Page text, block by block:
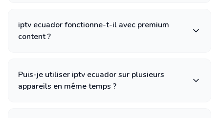
iptv ecuador fonctionne-t-il avec premium
content ?
Puis-je utiliser iptv ecuador sur plusieurs
appareils en même temps ?